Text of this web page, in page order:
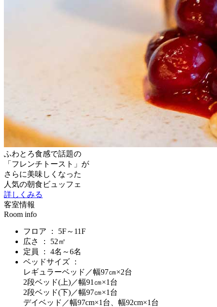
ふわとろ食感で話題の
「フレンチトースト」が
さらに美味しくなった
人気の朝食ビュッフェ
詳しくみる
客室情報
Room info
フロア ： 5F～11F
広さ ： 52㎡
定員 ： 4名～6名
ベッドサイズ ：
レギュラーベッド／幅97㎝×2台
2段ベッド(上)／幅91㎝×1台
2段ベッド(下)／幅97㎝×1台
デイベッド／幅97cm×1台、幅92cm×1台